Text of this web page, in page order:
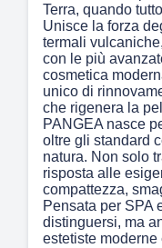
Terra, quando
Unisce la forza
termali
con le più
cosmetica
unico di
che rigenera la
PANGEA nasce
oltre gli standard
natura. Non solo
risposta alle
compattezza,
Pensata per SPA
distinguersi, ma
estetiste